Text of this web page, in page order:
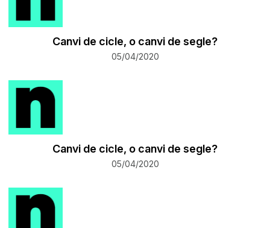
Canvi de cicle, o canvi de segle?
05/04/2020
Canvi de cicle, o canvi de segle?
05/04/2020